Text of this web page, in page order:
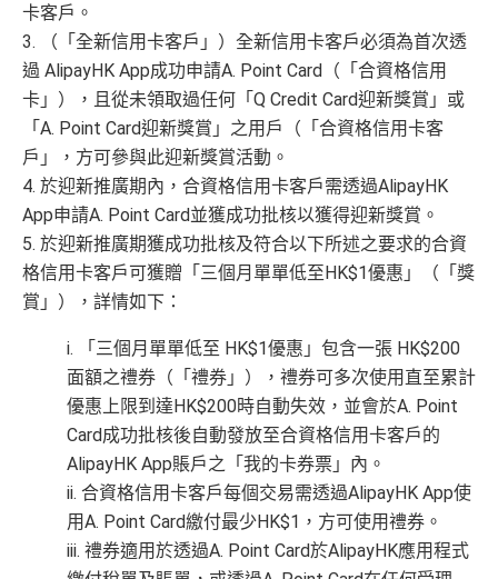
卡客戶。
3. （「全新信用卡客戶」）全新信用卡客戶必須為首次透
過 AlipayHK App成功申請A. Point Card（「合資格信用
卡」），且從未領取過任何「Q Credit Card迎新獎賞」或
「A. Point Card迎新獎賞」之用戶（「合資格信用卡客
戶」，方可參與此迎新獎賞活動。
4. 於迎新推廣期內，合資格信用卡客戶需透過AlipayHK
App申請A. Point Card並獲成功批核以獲得迎新獎賞。
5. 於迎新推廣期獲成功批核及符合以下所述之要求的合資
格信用卡客戶可獲贈「三個月單單低至HK$1優惠」（「獎
賞」），詳情如下：
i. 「三個月單單低至 HK$1優惠」包含一張 HK$200
面額之禮券（「禮券」），禮券可多次使用直至累計
優惠上限到達HK$200時自動失效，並會於A. Point
Card成功批核後自動發放至合資格信用卡客戶的
AlipayHK App賬戶之「我的卡券票」內。
ii. 合資格信用卡客戶每個交易需透過AlipayHK App使
用A. Point Card繳付最少HK$1，方可使用禮券。
iii. 禮券適用於透過A. Point Card於AlipayHK應用程式